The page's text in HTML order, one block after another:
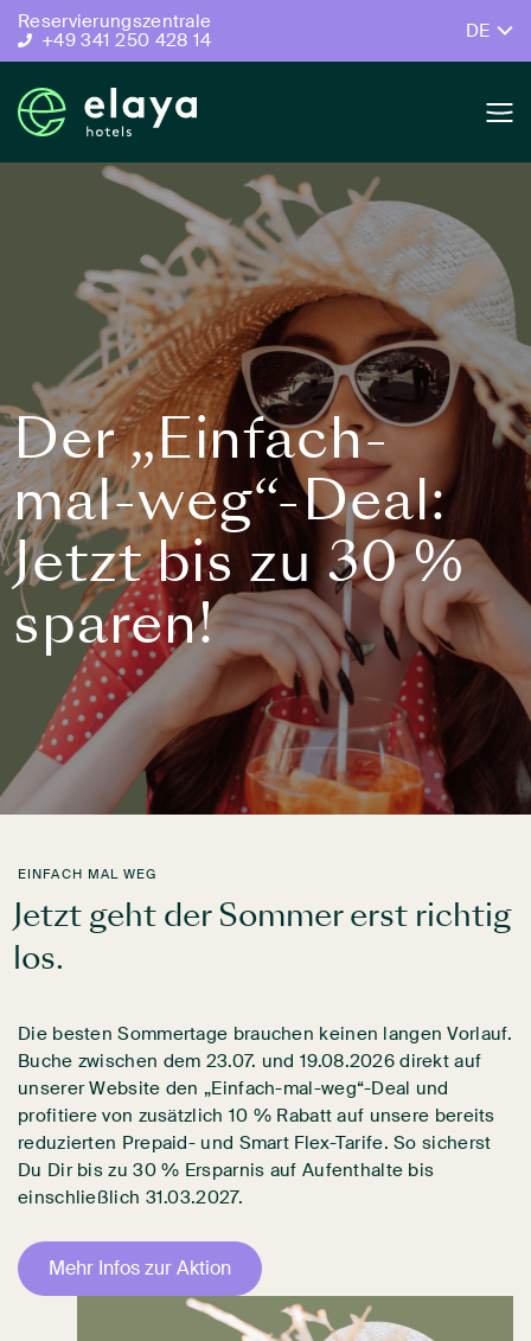
Reservierungszentrale
+49 341 250 428 14
DE
Der „Einfach-
mal-weg“-Deal:
Jetzt bis zu 30 %
sparen!
EINFACH MAL WEG
Jetzt geht der Sommer erst richtig
los.
Die besten Sommertage brauchen keinen langen Vorlauf.
Buche zwischen dem 23.07. und 19.08.2026 direkt auf
unserer Website den „Einfach-mal-weg“-Deal und
profitiere von zusätzlich 10 % Rabatt auf unsere bereits
reduzierten Prepaid- und Smart Flex-Tarife. So sicherst
Du Dir bis zu 30 % Ersparnis auf Aufenthalte bis
einschließlich 31.03.2027.
Mehr Infos zur Aktion